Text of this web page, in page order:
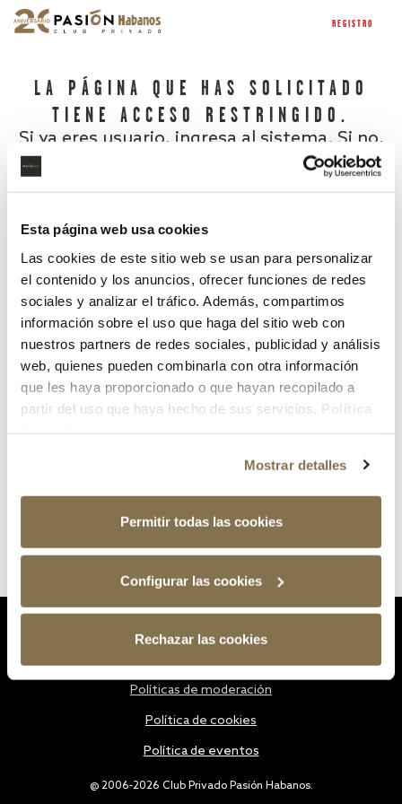
Esta página web usa cookies
Las cookies de este sitio web se usan para personalizar
el contenido y los anuncios, ofrecer funciones de redes
sociales y analizar el tráfico. Además, compartimos
información sobre el uso que haga del sitio web con
nuestros partners de redes sociales, publicidad y análisis
web, quienes pueden combinarla con otra información
que les haya proporcionado o que hayan recopilado a
partir del uso que haya hecho de sus servicios. Política
Mostrar detalles
Permitir todas las cookies
Configurar las cookies
Rechazar las cookies
REGISTRO
LA PÁGINA QUE HAS SOLICITADO
TIENE ACCESO RESTRINGIDO.
Si ya eres usuario, ingresa al sistema. Si no,
¿Has olvidado tu contraseña?
@ 2006-2026 Club Privado Pasión Habanos.
Políticas de moderación
Política de cookies
Política de eventos